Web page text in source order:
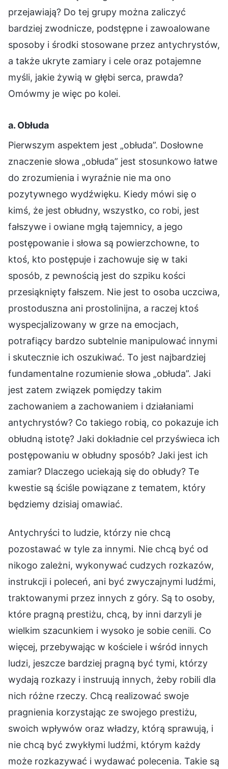
przejawiają? Do tej grupy można zaliczyć
bardziej zwodnicze, podstępne i zawoalowane
sposoby i środki stosowane przez antychrystów,
a także ukryte zamiary i cele oraz potajemne
myśli, jakie żywią w głębi serca, prawda?
Omówmy je więc po kolei.
a. Obłuda
Pierwszym aspektem jest „obłuda”. Dosłowne
znaczenie słowa „obłuda” jest stosunkowo łatwe
do zrozumienia i wyraźnie nie ma ono
pozytywnego wydźwięku. Kiedy mówi się o
kimś, że jest obłudny, wszystko, co robi, jest
fałszywe i owiane mgłą tajemnicy, a jego
postępowanie i słowa są powierzchowne, to
ktoś, kto postępuje i zachowuje się w taki
sposób, z pewnością jest do szpiku kości
przesiąknięty fałszem. Nie jest to osoba uczciwa,
prostoduszna ani prostolinijna, a raczej ktoś
wyspecjalizowany w grze na emocjach,
potrafiący bardzo subtelnie manipulować innymi
i skutecznie ich oszukiwać. To jest najbardziej
fundamentalne rozumienie słowa „obłuda”. Jaki
jest zatem związek pomiędzy takim
zachowaniem a zachowaniem i działaniami
antychrystów? Co takiego robią, co pokazuje ich
obłudną istotę? Jaki dokładnie cel przyświeca ich
postępowaniu w obłudny sposób? Jaki jest ich
zamiar? Dlaczego uciekają się do obłudy? Te
kwestie są ściśle powiązane z tematem, który
będziemy dzisiaj omawiać.
Antychryści to ludzie, którzy nie chcą
pozostawać w tyle za innymi. Nie chcą być od
nikogo zależni, wykonywać cudzych rozkazów,
instrukcji i poleceń, ani być zwyczajnymi ludźmi,
traktowanymi przez innych z góry. Są to osoby,
które pragną prestiżu, chcą, by inni darzyli je
wielkim szacunkiem i wysoko je sobie cenili. Co
więcej, przebywając w kościele i wśród innych
ludzi, jeszcze bardziej pragną być tymi, którzy
wydają rozkazy i instruują innych, żeby robili dla
nich różne rzeczy. Chcą realizować swoje
pragnienia korzystając ze swojego prestiżu,
swoich wpływów oraz władzy, którą sprawują, i
nie chcą być zwykłymi ludźmi, którym każdy
może rozkazywać i wydawać polecenia. Takie są